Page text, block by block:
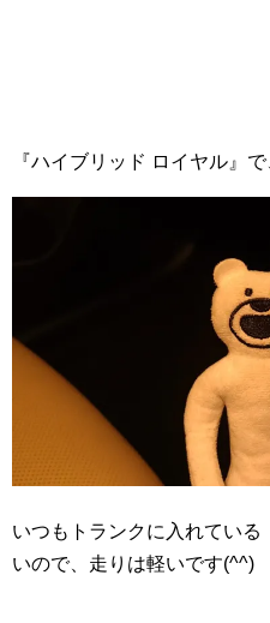
『ハイブリッド ロイヤル』
いつもトランクに入れてい
いので、走りは軽いです(^^)